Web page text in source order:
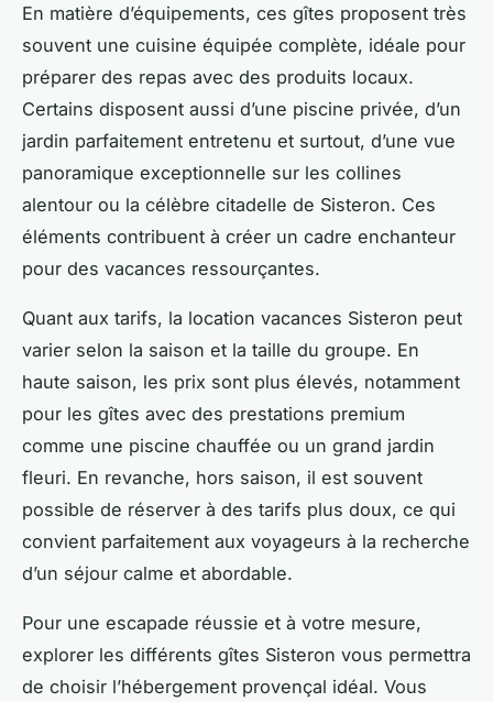
En matière d’équipements, ces gîtes proposent très
souvent une cuisine équipée complète, idéale pour
préparer des repas avec des produits locaux.
Certains disposent aussi d’une piscine privée, d’un
jardin parfaitement entretenu et surtout, d’une vue
panoramique exceptionnelle sur les collines
alentour ou la célèbre citadelle de Sisteron. Ces
éléments contribuent à créer un cadre enchanteur
pour des vacances ressourçantes.
Quant aux tarifs, la location vacances Sisteron peut
varier selon la saison et la taille du groupe. En
haute saison, les prix sont plus élevés, notamment
pour les gîtes avec des prestations premium
comme une piscine chauffée ou un grand jardin
fleuri. En revanche, hors saison, il est souvent
possible de réserver à des tarifs plus doux, ce qui
convient parfaitement aux voyageurs à la recherche
d’un séjour calme et abordable.
Pour une escapade réussie et à votre mesure,
explorer les différents gîtes Sisteron vous permettra
de choisir l’hébergement provençal idéal. Vous